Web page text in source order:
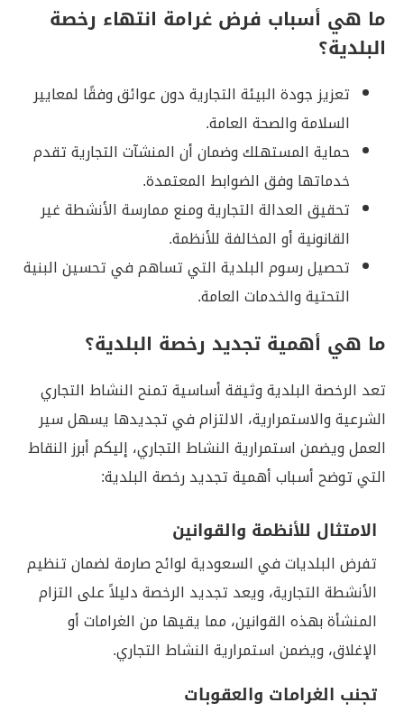
ما هي أسباب فرض غرامة انتهاء رخصة
البلدية؟
تعزيز جودة البيئة التجارية دون عوائق وفقًا لمعايير
السلامة والصحة العامة.
حماية المستهلك وضمان أن المنشآت التجارية تقدم
خدماتها وفق الضوابط المعتمدة.
تحقيق العدالة التجارية ومنع ممارسة الأنشطة غير
القانونية أو المخالفة للأنظمة.
تحصيل رسوم البلدية التي تساهم في تحسين البنية
التحتية والخدمات العامة.
ما هي أهمية تجديد رخصة البلدية؟
تعد الرخصة البلدية وثيقة أساسية تمنح النشاط التجاري
الشرعية والاستمرارية، الالتزام في تجديدها يسهل سير
العمل ويضمن استمرارية النشاط التجاري، إليكم أبرز النقاط
التي توضح أسباب أهمية تجديد رخصة البلدية:
الامتثال للأنظمة والقوانين
تفرض البلديات في السعودية لوائح صارمة لضمان تنظيم
الأنشطة التجارية، ويعد تجديد الرخصة دليلاً على التزام
المنشأة بهذه القوانين، مما يقيها من الغرامات أو
الإغلاق، ويضمن استمرارية النشاط التجاري.
تجنب الغرامات والعقوبات